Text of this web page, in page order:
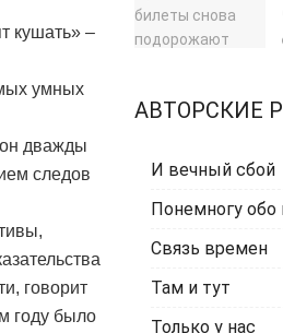
кушать» –
умных
он дважды
следов
говорит
году было
АВТОРСКИЕ
И вечный сбой
Понемногу
Связь времен
Там и тут
Только у нас